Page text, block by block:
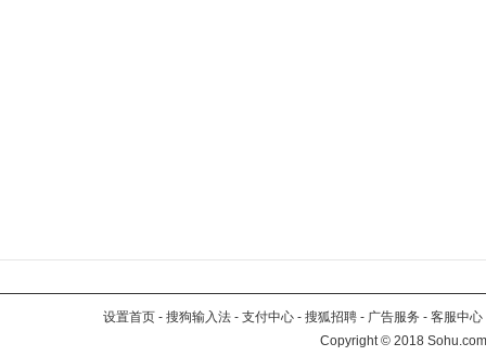
设置首页 - 搜狗输入法 - 支付中心 - 搜狐招聘 - 广告服务 - 客服中心
Copyright©2018